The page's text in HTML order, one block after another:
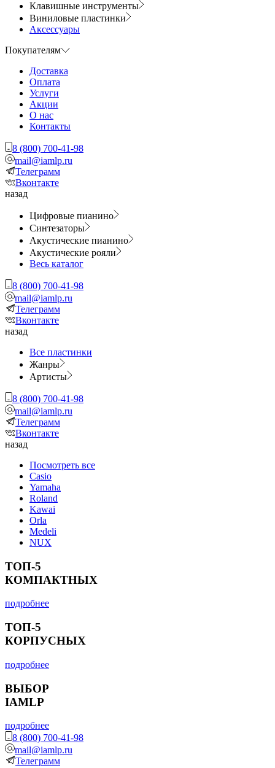
Клавишные инструменты
Виниловые пластинки
Аксессуары
Покупателям
Доставка
Оплата
Услуги
Акции
О нас
Контакты
8 (800) 700-41-98
mail@iamlp.ru
Телеграмм
Вконтакте
назад
Цифровые пианино
Синтезаторы
Акустические пианино
Акустические рояли
Весь каталог
8 (800) 700-41-98
mail@iamlp.ru
Телеграмм
Вконтакте
назад
Все пластинки
Жанры
Артисты
8 (800) 700-41-98
mail@iamlp.ru
Телеграмм
Вконтакте
назад
Посмотреть все
Casio
Yamaha
Roland
Kawai
Orla
Medeli
NUX
ТОП-5
КОМПАКТНЫХ
подробнее
ТОП-5
КОРПУСНЫХ
подробнее
ВЫБОР
IAMLP
подробнее
8 (800) 700-41-98
mail@iamlp.ru
Телеграмм